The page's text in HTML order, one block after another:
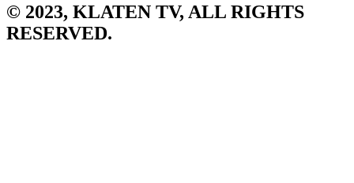
© 2023, KLATEN TV, ALL RIGHTS
RESERVED.